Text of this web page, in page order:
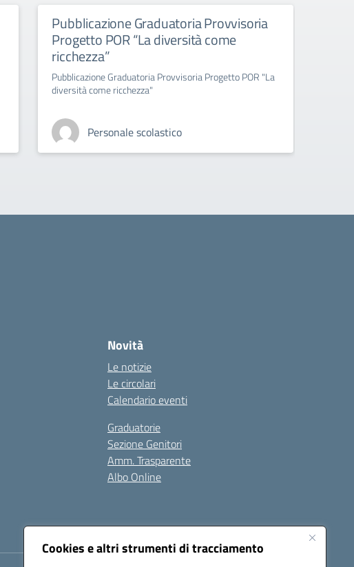
Cookies e altri strumenti di tracciamento
Pubblicazione Graduatoria Provvisoria
Progetto POR “La diversità come
ricchezza”
Pubblicazione Graduatoria Provvisoria Progetto POR "La
diversità come ricchezza"
Personale scolastico
Novità
Le notizie
Le circolari
Calendario eventi
Graduatorie
Sezione Genitori
Amm. Trasparente
Albo Online